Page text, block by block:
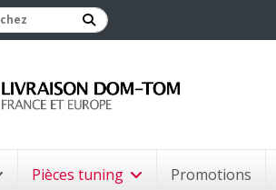
Pièces tuning Promotions